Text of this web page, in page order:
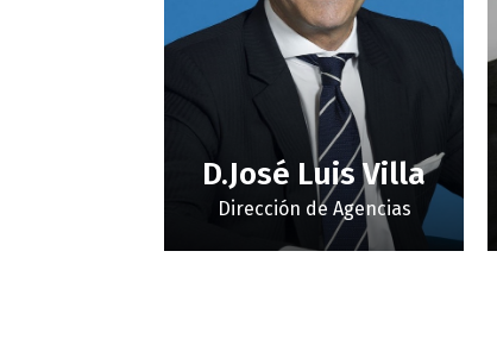
D.José Luis Villa
Dirección de Agencias